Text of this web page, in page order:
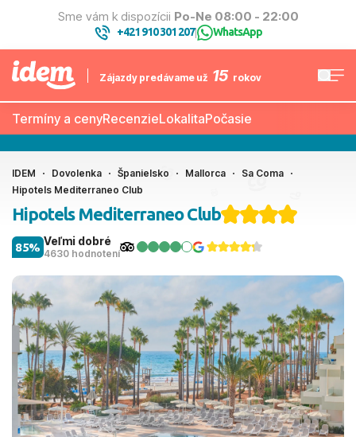
Sme vám k dispozícii Po-Ne 08:00 - 22:00
+421 910 301 207| WhatsApp
Zájazdy predávame už 15 rokov
Termíny a cenyRecenzieLokalitaPočasie
IDEM Dovolenka Španielsko Mallorca
Sa Coma
Hipotels Mediterraneo Club
Hipotels Mediterraneo Club
Veľmi dobré
4630 hodnotení
85%